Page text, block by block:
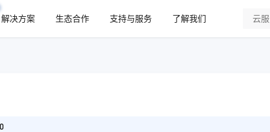
解决方案 生态合作 支持与服务
了解我们